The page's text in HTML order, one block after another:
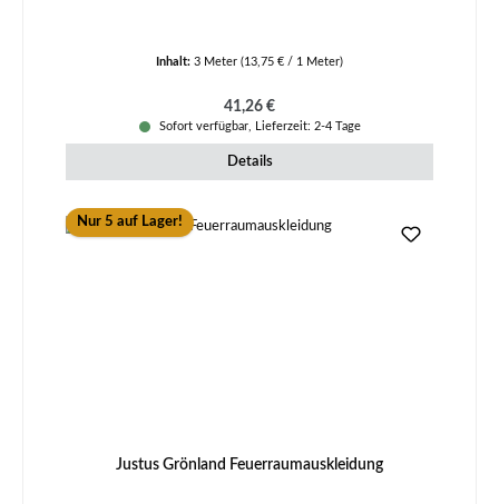
Inhalt: 3 Meter (13,75 € / 1 Meter)
Regulärer Preis:
41,26 €
Sofort verfügbar, Lieferzeit: 2-4 Tage
Details
Nur 5 auf Lager!
Justus Grönland Feuerraumauskleidung